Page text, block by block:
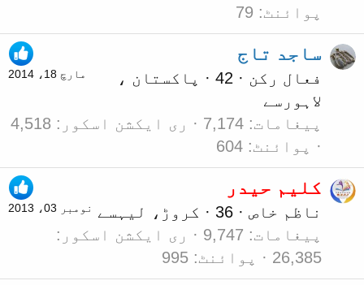
پوائنٹ
79
مارچ 18، 2014
ساجد تاج
فعال رکن ·
· پاکستان ،
لاہور سے
پیغامات 7,174 ری ایکشن اسکور
4,518
پوائنٹ 604
نومبر 03، 2013
کلیم حیدر
ناظم خاص ·
· کروڑ، لیہ سے
پیغامات
9,747
ری ایکشن اسکور
26,385
پوائنٹ 995